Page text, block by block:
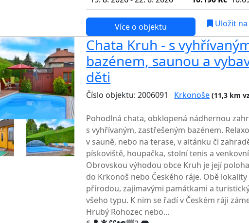
Více o objektu
Uložit
Chata Kruh - s
bazénem, saunou a
děti
Číslo objektu: 2006091 Krkonoše (11,3 km
Pohodlná chata, obklopená nádhernou
s vyhřívaným, zastřešeným bazénem.
v sauně, nebo na terase, v altánku či
pískoviště, houpačka, stolní tenis a
Obrovskou výhodou obce Kruh je její
do Krkonoš nebo Českého ráje. Obě
přírodou, zajímavými památkami a
všeho typu. K nim se řadí v Českém ráji
Hrubý Rohozec nebo...